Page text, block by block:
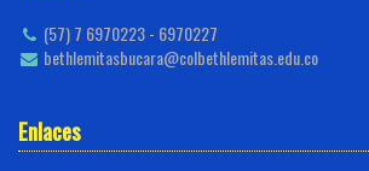
(57) 7 6970223 - 6970227
bethlemitasbucara@colbethlemitas.edu.co
Enlaces